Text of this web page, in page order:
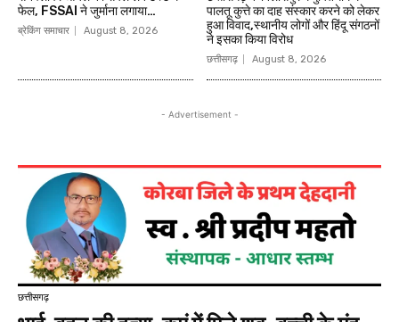
फेल, FSSAI ने जुर्माना लगाया…
ब्रेकिंग समाचार August 8, 2026
पालतू कुत्ते का दाह संस्कार करने को लेकर
हुआ विवाद,स्थानीय लोगों और हिंदू संगठनों
ने इसका किया विरोध
छत्तीसगढ़ August 8, 2026
- Advertisement -